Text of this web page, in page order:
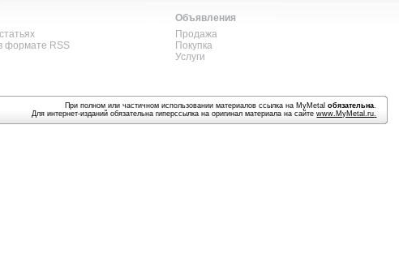
формате RSS
Объявления
Продажа
Покупка
Услуги
При полном или частичном использовании материалов ссылка на MyMetalобязательна.
Для интернет-изданий обязательна гиперссылка на оригинал материала на сайтеwww.MyMetal.ru.